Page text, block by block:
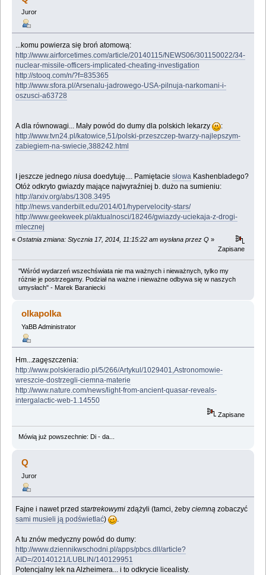
Juror
...komu powierza się broń atomową:
http://www.airforcetimes.com/article/20140115/NEWS06/301150022/34-
nuclear-missile-officers-implicated-cheating-investigation
http://stooq.com/n/?f=835365
http://www.sfora.pl/Arsenalu-jadrowego-USA-pilnuja-narkomani-i-
oszusci-a63728
A dla równowagi... Mały powód do dumy dla polskich lekarzy
:
http://www.tvn24.pl/katowice,51/polski-przeszczep-twarzy-najlepszym-
zabiegiem-na-swiecie,388242.html
I jeszcze jednegoniusa doedytuję.... Pamiętaciesłowa Kashenbladego?
Otóż odkryto gwiazdy mające najwyraźniej b. dużo na sumieniu:
http://arxiv.org/abs/1308.3495
http://news.vanderbilt.edu/2014/01/hypervelocity-stars/
http://www.geekweek.pl/aktualnosci/18246/gwiazdy-uciekaja-z-drogi-
mlecznej
« Ostatnia zmiana: Stycznia 17, 2014, 11:15:22 am wysłana przez Q »
Zapisane
"Wśród wydarzeń wszechświata nie ma ważnych i nieważnych, tylko my
różnie je postrzegamy. Podział na ważne i nieważne odbywa się w naszych
umysłach" - Marek Baraniecki
olkapolka
YaBB Administrator
Hm...zagęszczenia:
http://www.polskieradio.pl/5/266/Artykul/1029401,Astronomowie-
wreszcie-dostrzegli-ciemna-materie
http://www.nature.com/news/light-from-ancient-quasar-reveals-
intergalactic-web-1.14550
Zapisane
Mówią już powszechnie: Di - da...
Q
Juror
Fajne i nawet przedstartrekowymi zdążyli (tamci, żebyciemną zobaczyć
sami musieli ją podświetlać) .
A tu znów medyczny powód do dumy:
http://www.dziennikwschodni.pl/apps/pbcs.dll/article?
AID=/20140121/LUBLIN/140129951
Potencjalny lek na Alzheimera... i to odkrycie licealisty.